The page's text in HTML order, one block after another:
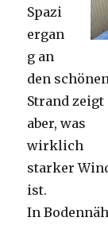
Spazi
ergan
g an
den schönen
Strand zeigt
aber, was
wirklich
starker
ist.
In